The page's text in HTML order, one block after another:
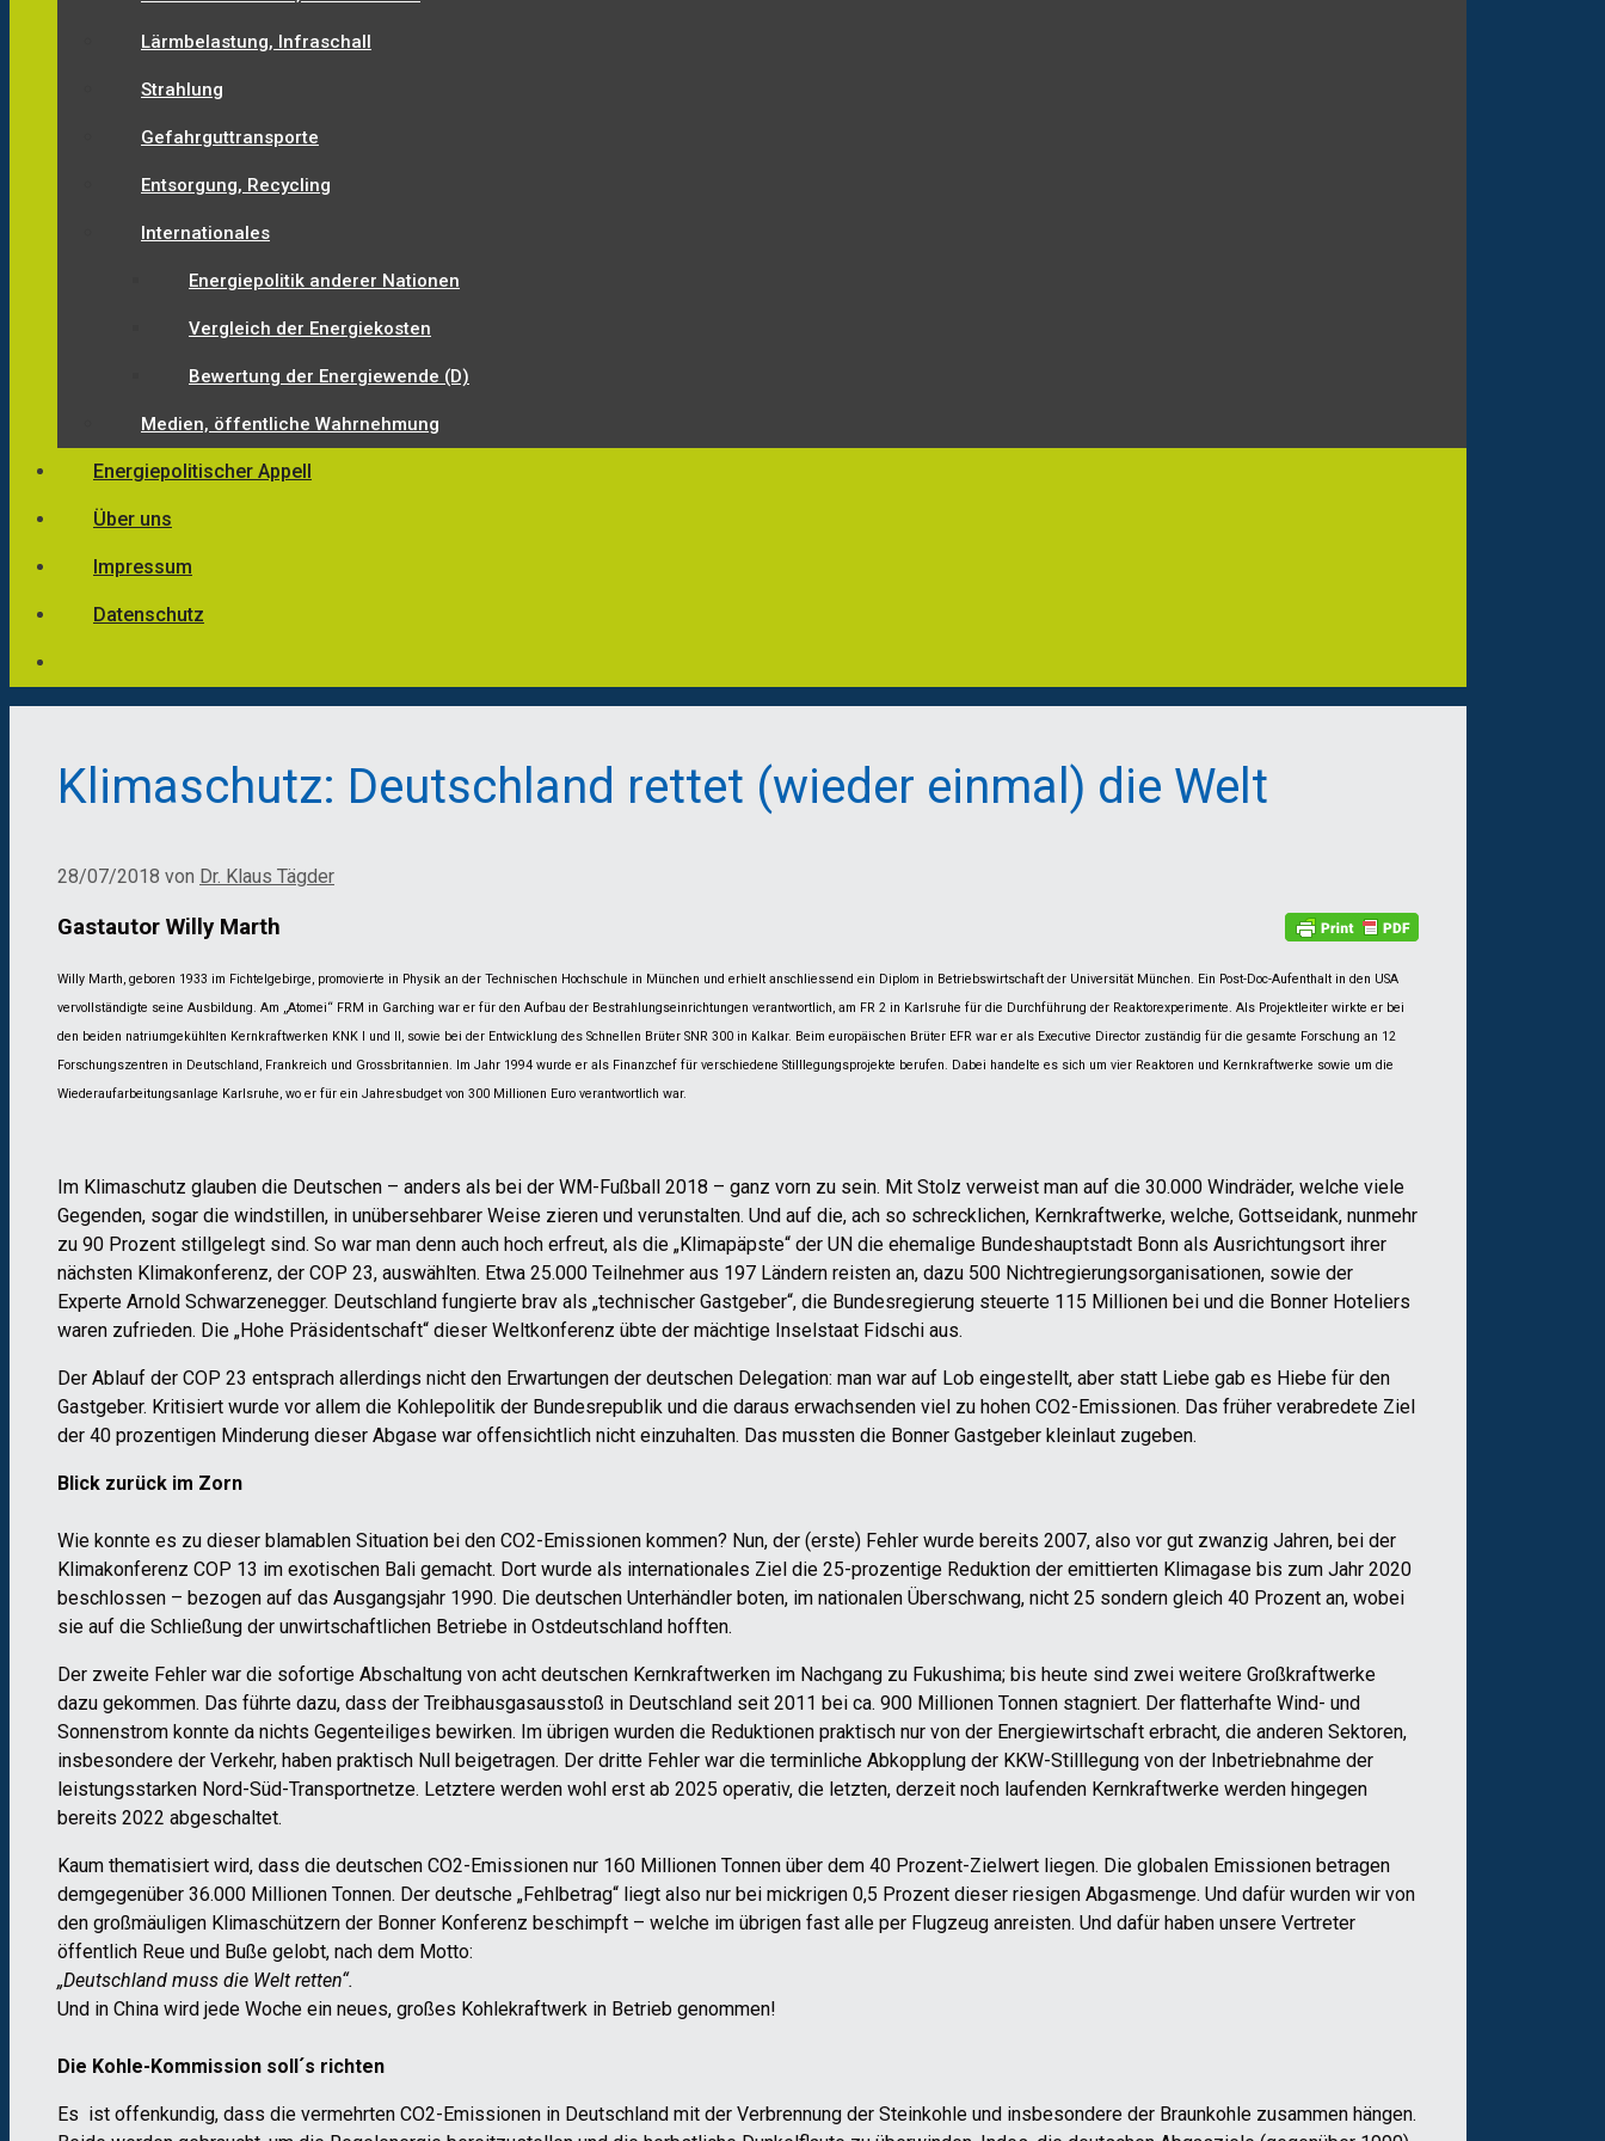
Lärmbelastung, Infraschall
Strahlung
Gefahrguttransporte
Entsorgung, Recycling
Internationales
Energiepolitik anderer Nationen
Vergleich der Energiekosten
Bewertung der Energiewende (D)
Medien, öffentliche Wahrnehmung
Energiepolitischer Appell
Über uns
Impressum
Datenschutz
Klimaschutz: Deutschland rettet (wieder einmal) die Welt
28/07/2018 von Dr. Klaus Tägder
Gastautor Willy Marth
Willy Marth, geboren 1933 im Fichtelgebirge, promovierte in Physik an der Technischen Hochschule in München und erhielt anschliessend ein Diplom in Betriebswirtschaft der Universität München. Ein Post-Doc-Aufenthalt in den USA
vervollständigte seine Ausbildung. Am „Atomei“ FRM in Garching war er für den Aufbau der Bestrahlungseinrichtungen verantwortlich, am FR 2 in Karlsruhe für die Durchführung der Reaktorexperimente. Als Projektleiter wirkte er bei
den beiden natriumgekühlten Kernkraftwerken KNK I und II, sowie bei der Entwicklung des Schnellen Brüter SNR 300 in Kalkar. Beim europäischen Brüter EFR war er als Executive Director zuständig für die gesamte Forschung an 12
Forschungszentren in Deutschland, Frankreich und Grossbritannien. Im Jahr 1994 wurde er als Finanzchef für verschiedene Stilllegungsprojekte berufen. Dabei handelte es sich um vier Reaktoren und Kernkraftwerke sowie um die
Wiederaufarbeitungsanlage Karlsruhe, wo er für ein Jahresbudget von 300 Millionen Euro verantwortlich war.
Im Klimaschutz glauben die Deutschen – anders als bei der WM-Fußball 2018 – ganz vorn zu sein. Mit Stolz verweist man auf die 30.000 Windräder, welche viele
Gegenden, sogar die windstillen, in unübersehbarer Weise zieren und verunstalten. Und auf die, ach so schrecklichen, Kernkraftwerke, welche, Gottseidank, nunmehr
zu 90 Prozent stillgelegt sind. So war man denn auch hoch erfreut, als die „Klimapäpste“ der UN die ehemalige Bundeshauptstadt Bonn als Ausrichtungsort ihrer
nächsten Klimakonferenz, der COP 23, auswählten. Etwa 25.000 Teilnehmer aus 197 Ländern reisten an, dazu 500 Nichtregierungsorganisationen, sowie der
Experte Arnold Schwarzenegger. Deutschland fungierte brav als „technischer Gastgeber“, die Bundesregierung steuerte 115 Millionen bei und die Bonner Hoteliers
waren zufrieden. Die „Hohe Präsidentschaft“ dieser Weltkonferenz übte der mächtige Inselstaat Fidschi aus.
Der Ablauf der COP 23 entsprach allerdings nicht den Erwartungen der deutschen Delegation: man war auf Lob eingestellt, aber statt Liebe gab es Hiebe für den
Gastgeber. Kritisiert wurde vor allem die Kohlepolitik der Bundesrepublik und die daraus erwachsenden viel zu hohen CO2-Emissionen. Das früher verabredete Ziel
der 40 prozentigen Minderung dieser Abgase war offensichtlich nicht einzuhalten. Das mussten die Bonner Gastgeber kleinlaut zugeben.
Blick zurück im Zorn
Wie konnte es zu dieser blamablen Situation bei den CO2-Emissionen kommen? Nun, der (erste) Fehler wurde bereits 2007, also vor gut zwanzig Jahren, bei der
Klimakonferenz COP 13 im exotischen Bali gemacht. Dort wurde als internationales Ziel die 25-prozentige Reduktion der emittierten Klimagase bis zum Jahr 2020
beschlossen – bezogen auf das Ausgangsjahr 1990. Die deutschen Unterhändler boten, im nationalen Überschwang, nicht 25 sondern gleich 40 Prozent an, wobei
sie auf die Schließung der unwirtschaftlichen Betriebe in Ostdeutschland hofften.
Der zweite Fehler war die sofortige Abschaltung von acht deutschen Kernkraftwerken im Nachgang zu Fukushima; bis heute sind zwei weitere Großkraftwerke
dazu gekommen. Das führte dazu, dass der Treibhausgasausstoß in Deutschland seit 2011 bei ca. 900 Millionen Tonnen stagniert. Der flatterhafte Wind- und
Sonnenstrom konnte da nichts Gegenteiliges bewirken. Im übrigen wurden die Reduktionen praktisch nur von der Energiewirtschaft erbracht, die anderen Sektoren,
insbesondere der Verkehr, haben praktisch Null beigetragen. Der dritte Fehler war die terminliche Abkopplung der KKW-Stilllegung von der Inbetriebnahme der
leistungsstarken Nord-Süd-Transportnetze. Letztere werden wohl erst ab 2025 operativ, die letzten, derzeit noch laufenden Kernkraftwerke werden hingegen
bereits 2022 abgeschaltet.
Kaum thematisiert wird, dass die deutschen CO2-Emissionen nur 160 Millionen Tonnen über dem 40 Prozent-Zielwert liegen. Die globalen Emissionen betragen
demgegenüber 36.000 Millionen Tonnen. Der deutsche „Fehlbetrag“ liegt also nur bei mickrigen 0,5 Prozent dieser riesigen Abgasmenge. Und dafür wurden wir von
den großmäuligen Klimaschützern der Bonner Konferenz beschimpft – welche im übrigen fast alle per Flugzeug anreisten. Und dafür haben unsere Vertreter
öffentlich Reue und Buße gelobt, nach dem Motto:
„Deutschland muss die Welt retten“.
Und in China wird jede Woche ein neues, großes Kohlekraftwerk in Betrieb genommen!
Die Kohle-Kommission soll´s richten
Es ist offenkundig, dass die vermehrten CO2-Emissionen in Deutschland mit der Verbrennung der Steinkohle und insbesondere der Braunkohle zusammen hängen.